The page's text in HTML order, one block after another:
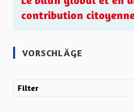
contribution
VORSCHLÄGE
Filter